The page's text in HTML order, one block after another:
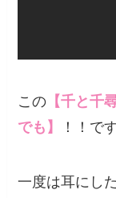
この 【千と千
でも】
！！で
一度は耳にし